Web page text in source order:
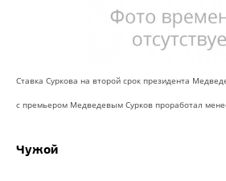
Ставка Суркова на второй срок президента
с премьером Медведевым Сурков проработал
Чужой